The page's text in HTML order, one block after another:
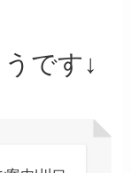
です↓